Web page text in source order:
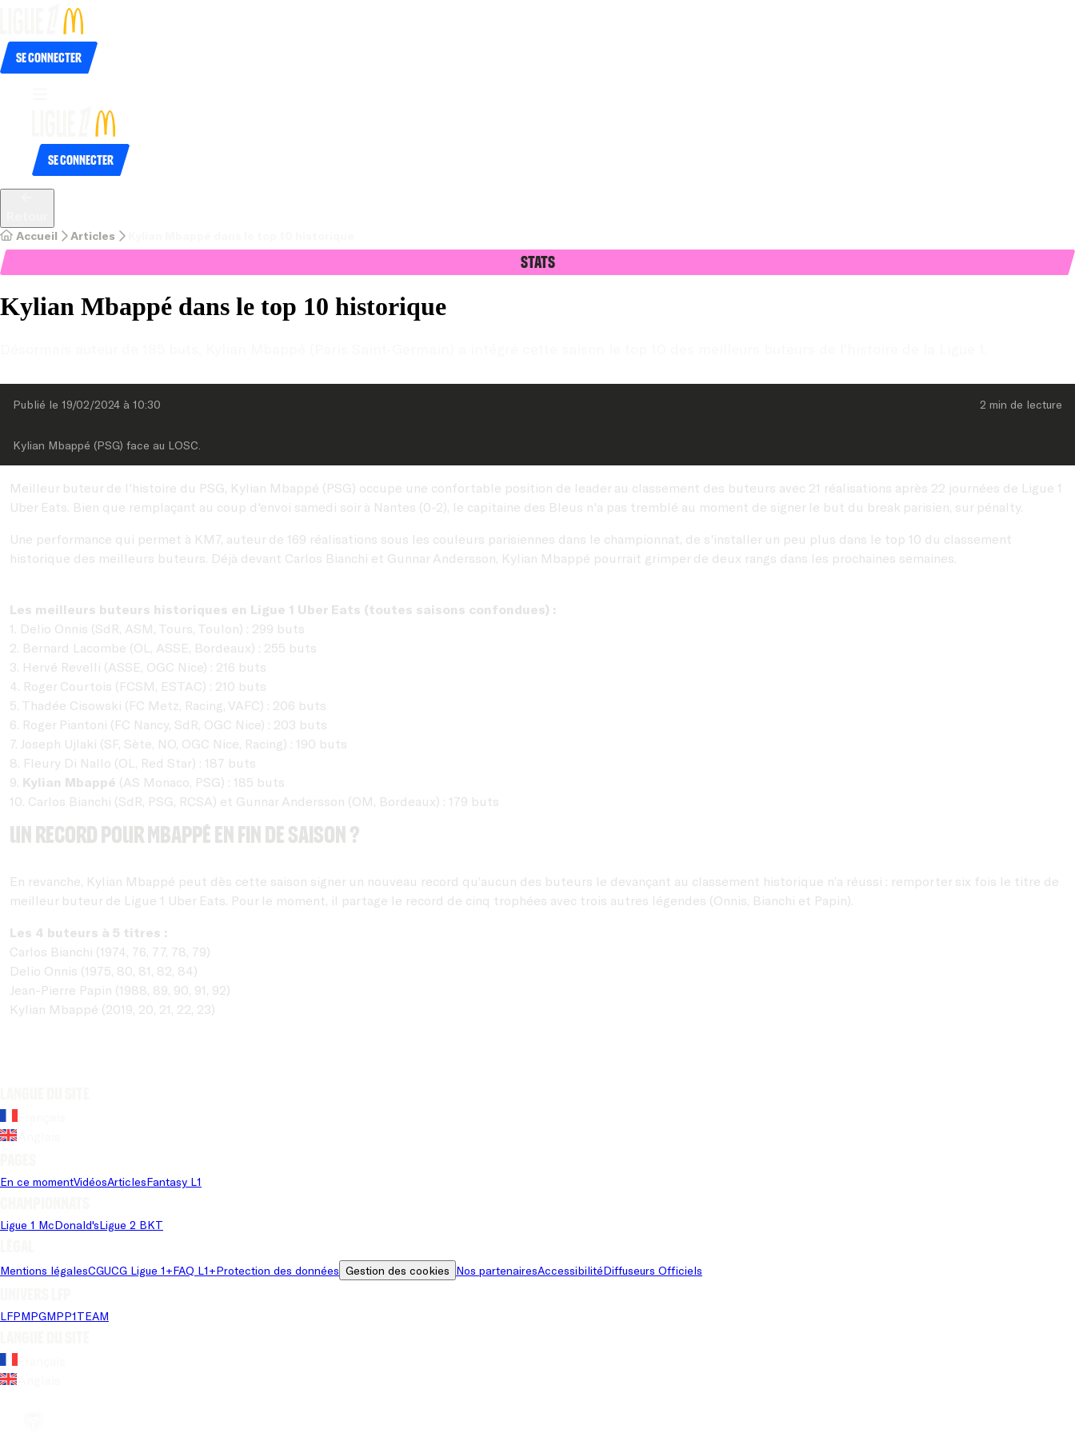
Se connecter
Se connecter
Accueil Articles
Stats
Kylian Mbappé dans le top 10 historique
Publié le 19/02/2024 à 10:30 2 min de lecture
Kylian Mbappé (PSG) face au LOSC.
Meilleur buteur de l'histoire du PSG, Kylian Mbappé (PSG) occupe une confortable position de leader au classement des buteurs avec 21 réalisations après 22 journées de Ligue 1
Uber Eats. Bien que remplaçant au coup d'envoi samedi soir à Nantes (0-2), le capitaine des Bleus n'a pas tremblé au moment de signer le but du break parisien, sur pénalty.
Une performance qui permet à KM7, auteur de 169 réalisations sous les couleurs parisiennes dans le championnat, de s'installer un peu plus dans le top 10 du classement
historique des meilleurs buteurs. Déjà devant Carlos Bianchi et Gunnar Andersson, Kylian Mbappé pourrait grimper de deux rangs dans les prochaines semaines.
Les meilleurs buteurs historiques en Ligue 1 Uber Eats (toutes saisons confondues) :
1. Delio Onnis (SdR, ASM, Tours, Toulon) : 299 buts
2. Bernard Lacombe (OL, ASSE, Bordeaux) : 255 buts
3. Hervé Revelli (ASSE, OGC Nice) : 216 buts
4. Roger Courtois (FCSM, ESTAC) : 210 buts
5. Thadée Cisowski (FC Metz, Racing, VAFC) : 206 buts
6. Roger Piantoni (FC Nancy, SdR, OGC Nice) : 203 buts
7. Joseph Ujlaki (SF, Sète, NO, OGC Nice, Racing) : 190 buts
8. Fleury Di Nallo (OL, Red Star) : 187 buts
9. Kylian Mbappé (AS Monaco, PSG) : 185 buts
10. Carlos Bianchi (SdR, PSG, RCSA) et Gunnar Andersson (OM, Bordeaux) : 179 buts
Un record pour Mbappé en fin de saison ?
En revanche, Kylian Mbappé peut dès cette saison signer un nouveau record qu’aucun des buteurs le devançant au classement historique n’a réussi : remporter six fois le titre de
meilleur buteur de Ligue 1 Uber Eats. Pour le moment, il partage le record de cinq trophées avec trois autres légendes (Onnis, Bianchi et Papin).
Les 4 buteurs à 5 titres :
Carlos Bianchi (1974, 76, 77, 78, 79)
Delio Onnis (1975, 80, 81, 82, 84)
Jean-Pierre Papin (1988, 89, 90, 91, 92)
Kylian Mbappé (2019, 20, 21, 22, 23)
En ce momentVidéosArticlesFantasy L1
Ligue 1 McDonald'sLigue 2 BKT
Mentions légalesCGUCG Ligue 1+FAQ L1+Protection des données Gestion des cookies Nos partenairesAccessibilitéDiffuseurs Officiels
LFPMPGMPP1TEAM